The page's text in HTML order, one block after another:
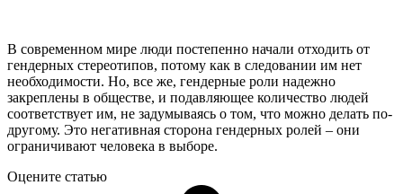
В современном мире люди постепенно начали отходить от
гендерных стереотипов, потому как в следовании им нет
необходимости. Но, все же, гендерные роли надежно
закреплены в обществе, и подавляющее количество людей
соответствует им, не задумываясь о том, что можно делать по-
другому. Это негативная сторона гендерных ролей – они
ограничивают человека в выборе.
Оцените статью